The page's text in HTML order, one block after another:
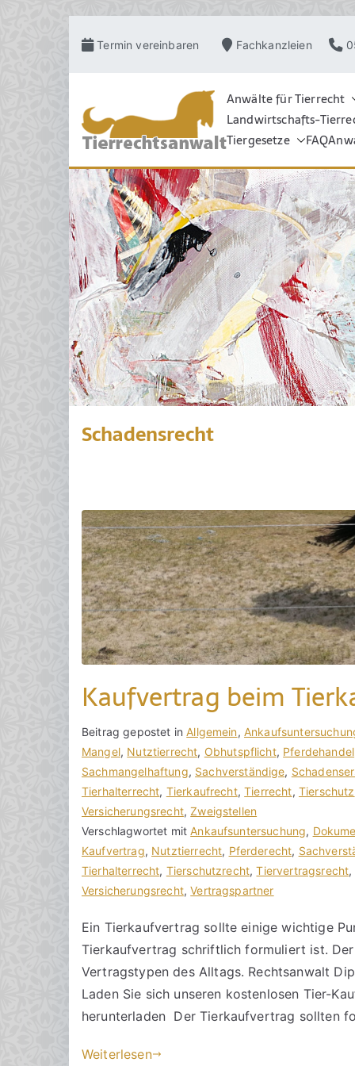
InhaltTermin vereinbaren Fachkanzleien
Pferderecht,
Grosstierrecht,
Schadensrecht,
Anwälte für Tierrecht
Landwirtschafts-
Tiergesetze
FAQ
Schadensrecht
Kaufvertrag beim
V
o
n
h
o
r
a
k
R
c
h
t
s
a
w
B
e
i
t
r
a
g
v
e
ö
f
f
e
n
l
Beitrag gepostet in Allgemein,
Mangel, Nutztierrecht, Obhutspflicht, Pferdehandel
Sachmangelhaftung, Sachverständige,
Tierhalterrecht, Tierkaufrecht,Tierrecht, Tierschutz
Versicherungsrecht,Zweigstellen
Verschlagwortet mit Ankaufsuntersuchung,
Kaufvertrag, Nutztierrecht, Pferderecht,
Tierhalterrecht, Tierschutzrecht,Tiervertragsrecht,
Versicherungsrecht,Vertragspartner
K
e
i
n
e
K
o
m
m
n
t
a
r
e
Kaufvertrag
Ein Tierkaufvertrag sollte einige wichtige
Tierkaufvertrag schriftlich formuliert ist.
Vertragstypen des Alltags. Rechtsanwalt
Laden Sie sich unseren kostenlosen Tier-
herunterladen Der Tierkaufvertrag sollten
Weiterlesen